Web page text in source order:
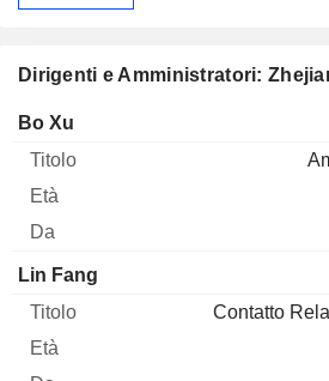
Dirigenti e Amministratori:
Manager
Bo Xu
Lin Fang
Contatto